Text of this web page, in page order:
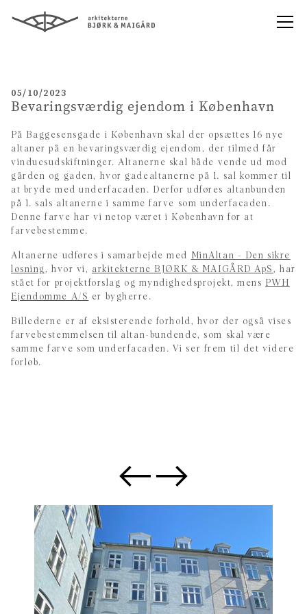
05/10/2023
Bevaringsværdig ejendom i København
På Baggesensgade i København skal der opsættes 16 nye
altaner på en bevaringsværdig ejendom, der tilmed får
vinduesudskiftninger. Altanerne skal både vende ud mod
gården og gaden, hvor gadealtanerne på 1. sal kommer til
at bryde med underfacaden. Derfor udføres altanbunden
på 1. sals altanerne i samme farve som underfacaden.
Denne farve har vi netop været i København for at
farvebestemme.
Altanerne udføres i samarbejde med
MinAltan - Den sikre
løsning, hvor vi, arkitekterne BJØRK & MAIGÅRD ApS, har
stået for projektforslag og myndighedsprojekt, mens PWH
Ejendomme A/S
er bygherre.
Billederne er af eksisterende forhold, hvor der også vises
farvebestemmelsen til altan-bundende, som skal være
samme farve som underfacaden. Vi ser frem til det videre
forløb.